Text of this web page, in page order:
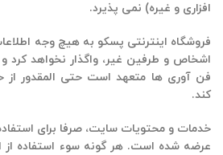
افزاری و غیره) نمی پذیرد.
فروشگاه اینترنتی پسکو به هیچ وجه
اشخاص و طرفین غیر، واگذار نخواهد کرد و
فن آوری ها متعهد است حتی المقدور از
کند.
خدمات و محتویات سایت، صرفا براى
عرضه شده است. هر گونه سوء استفاده از